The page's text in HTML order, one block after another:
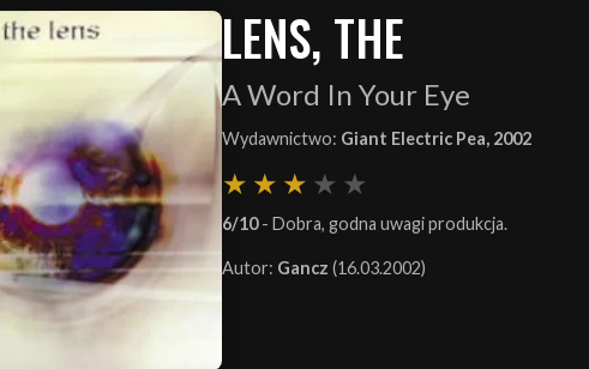
LENS, THE
A Word In Your Eye
Wydawnictwo: Giant Electric Pea, 2002
6/10- Dobra, godna uwagi produkcja.
Autor: Gancz (16.03.2002)